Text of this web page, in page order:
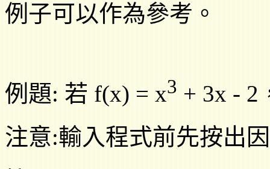
例子可以作為參考。
例題: 若 f(x) = x3 + 3x - 2
注意:輸入程式前先按出